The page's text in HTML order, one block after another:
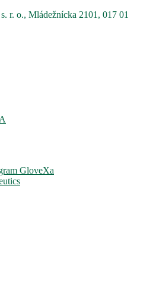
r. o., Mládežnícka 2101, 017 01
GloveXa